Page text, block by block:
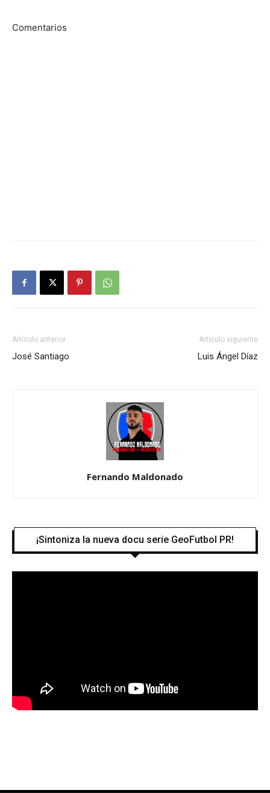
Comentarios
Artículo anterior
José Santiago
Artículo siguiente
Luis Ángel Díaz
Fernando Maldonado
¡Sintoniza la nueva docu serie GeoFutbol PR!